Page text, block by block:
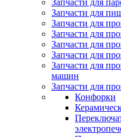
Запчасти для
Запчасти для
Запчасти для
Запчасти для
Запчасти для
Запчасти для
Запчасти для
машин
Запчасти для
Конфорки